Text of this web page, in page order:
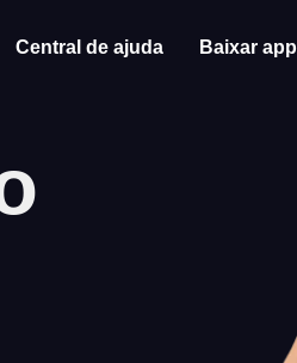
Central de ajuda Baixar app